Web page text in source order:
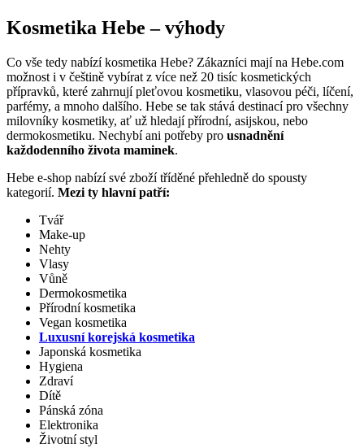
Kosmetika Hebe – výhody
Co vše tedy nabízí kosmetika Hebe? Zákazníci mají na Hebe.com
možnost i v češtině vybírat z více než 20 tisíc kosmetických
přípravků, které zahrnují pleťovou kosmetiku, vlasovou péči, líčení,
parfémy, a mnoho dalšího. Hebe se tak stává destinací pro všechny
milovníky kosmetiky, ať už hledají přírodní, asijskou, nebo
dermokosmetiku. Nechybí ani potřeby pro usnadnění
každodenního života maminek.
Hebe e-shop nabízí své zboží tříděné přehledně do spousty
kategorií. Mezi ty hlavní patří:
Tvář
Make-up
Nehty
Vlasy
Vůně
Dermokosmetika
Přírodní kosmetika
Vegan kosmetika
Luxusní korejská kosmetika
Japonská kosmetika
Hygiena
Zdraví
Dítě
Pánská zóna
Elektronika
Životní styl